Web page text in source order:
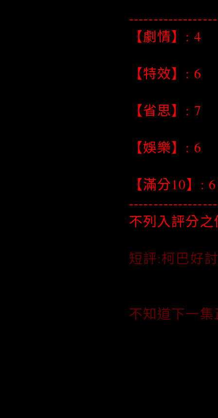
【劇情】: 4
【特效】: 6
【省思】: 7
【娛樂】: 6
【滿分10】: 6
不列入評分
短評:柯巴好
不知道下一